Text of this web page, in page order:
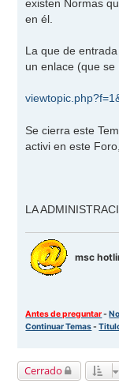
a
e
existen Normas
en él.
La que de
un enlace (que
Se cierra este
activi en este
LA
msc
Antes de preguntar-
Continuar Temas-
Cerrado